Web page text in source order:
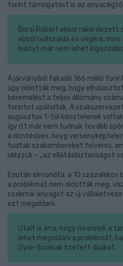
forint támogatást is az
Borsi Róbert ekkor rákérdezett
ebből nullszaldó év végére,
hiányt már nem lehet
A járványból fakadó 166 millió
úgy oldották meg, hogy
béremelést a teljes állomány
forintot spóroltak. A
augusztus 1-től kénytelenek
így itt már nem tudnak tovább
a döntésben, hoyg
tudtak szakembereket felvenni,
idézzük – „az ellátásbiztonságot
Ezután elmondta: a 10
a problémát nem oldották meg,
szakmai anyagot az új
ezt megoldani.
Utalt is arra, hogy mi ennek a
lehet megoldani a problémát,
Győr-Szolnak fizetett díjakat.